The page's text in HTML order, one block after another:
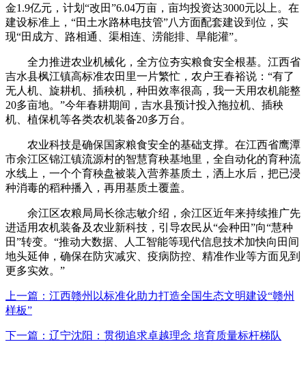
金1.9亿元，计划“改田”6.04万亩，亩均投资达3000元以上。在
建设标准上，“田土水路林电技管”八方面配套建设到位，实
现“田成方、路相通、渠相连、涝能排、旱能灌”。
全力推进农业机械化，全方位夯实粮食安全根基。江西省
吉水县枫江镇高标准农田里一片繁忙，农户王春裕说：“有了
无人机、旋耕机、插秧机，种田效率很高，我一天用农机能整
20多亩地。”今年春耕期间，吉水县预计投入拖拉机、插秧
机、植保机等各类农机装备20多万台。
农业科技是确保国家粮食安全的基础支撑。在江西省鹰潭
市余江区锦江镇流源村的智慧育秧基地里，全自动化的育种流
水线上，一个个育秧盘被装入营养基质土，洒上水后，把已浸
种消毒的稻种播入，再用基质土覆盖。
余江区农粮局局长徐志敏介绍，余江区近年来持续推广先
进适用农机装备及农业新科技，引导农民从“会种田”向“慧种
田”转变。“推动大数据、人工智能等现代信息技术加快向田间
地头延伸，确保在防灾减灾、疫病防控、精准作业等方面见到
更多实效。”
上一篇：江西赣州以标准化助力打造全国生态文明建设“赣州
样板”
下一篇：辽宁沈阳：贯彻追求卓越理念 培育质量标杆梯队